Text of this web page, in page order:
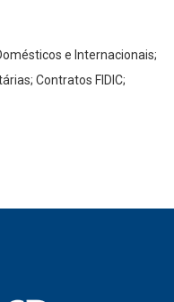
e Internacionais;
Contratos FIDIC;